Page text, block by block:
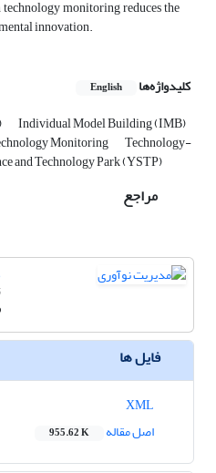
monitoring reduces the
innovation.
کلیدواژه‌ها English
Individual Model Building (IMB)
Monitoring Technology-
and Technology Park (YSTP)
مراجع
فایل ها
اصل مقاله
955.62 K